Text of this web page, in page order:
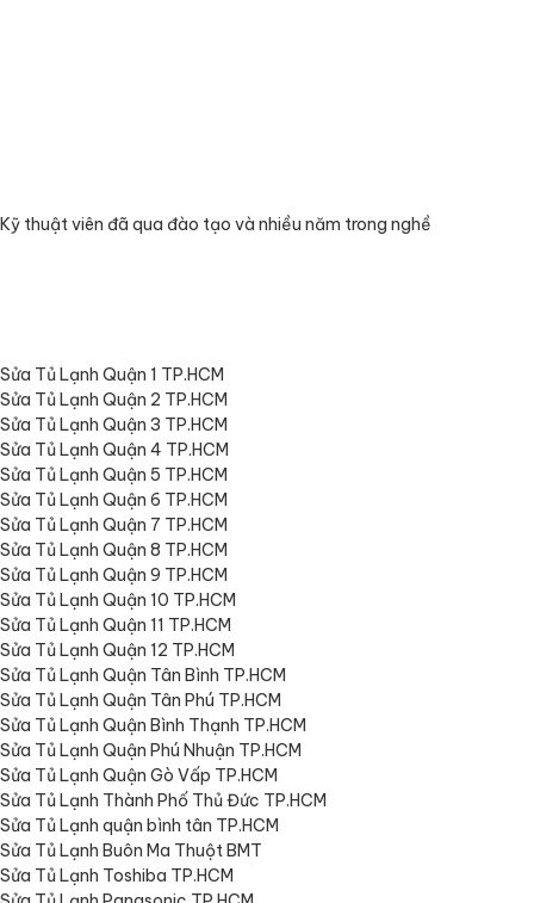
Kỹ thuật viên đã qua đào tạo và nhiều năm trong nghề
Sửa Tủ Lạnh Quận 1 TP.HCM
Sửa Tủ Lạnh Quận 2 TP.HCM
Sửa Tủ Lạnh Quận 3 TP.HCM
Sửa Tủ Lạnh Quận 4 TP.HCM
Sửa Tủ Lạnh Quận 5 TP.HCM
Sửa Tủ Lạnh Quận 6 TP.HCM
Sửa Tủ Lạnh Quận 7 TP.HCM
Sửa Tủ Lạnh Quận 8 TP.HCM
Sửa Tủ Lạnh Quận 9 TP.HCM
Sửa Tủ Lạnh Quận 10 TP.HCM
Sửa Tủ Lạnh Quận 11 TP.HCM
Sửa Tủ Lạnh Quận 12 TP.HCM
Sửa Tủ Lạnh Quận Tân Bình TP.HCM
Sửa Tủ Lạnh Quận Tân Phú TP.HCM
Sửa Tủ Lạnh Quận Bình Thạnh TP.HCM
Sửa Tủ Lạnh Quận Phú Nhuận TP.HCM
Sửa Tủ Lạnh Quận Gò Vấp TP.HCM
Sửa Tủ Lạnh Thành Phố Thủ Đức TP.HCM
Sửa Tủ Lạnh quận bình tân TP.HCM
Sửa Tủ Lạnh Buôn Ma Thuột BMT
Sửa Tủ Lạnh Toshiba TP.HCM